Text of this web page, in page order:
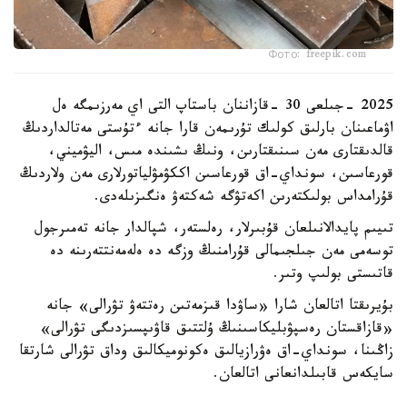
Фото: freepik.com
2025 -جىلعى 30 -قازاننان باستاپ التى اي مەرزىمگە ەل
اۋماعىنان بارلىق كولىك تۇرىمەن قارا جانە ءتۇستى مەتالداردىڭ
قالدىقتارى مەن سىنىقتارىن، ونىڭ ىشىندە مىس، اليۋميني،
قورعاسىن، سونداي-اق قورعاسىن اككۋمۋلياتورلارى مەن ولاردىڭ
قۇرامداس بولىكتەرىن اكەتۋگە شەكتەۋ ەنگىزىلەدى.
تىيىم پايدالانىلعان قۇبىرلار، رەلستەر، شپالدار جانە تەمىرجول
توسەمى مەن جىلجىمالى قۇرامنىڭ وزگە دە ەلەمەنتتەرىنە دە
قاتىستى بولىپ وتىر.
بۇيرىقتا اتالعان شارا «ساۋدا قىزمەتىن رەتتەۋ تۋرالى» جانە
«قازاقستان رەسپۋبليكاسىنىڭ ۇلتتىق قاۋىپسىزدىگى تۋرالى»
زاڭىنا، سونداي-اق ەۋرازيالىق ەكونوميكالىق وداق تۋرالى شارتقا
سايكەس قابىلدانعانى اتالعان.